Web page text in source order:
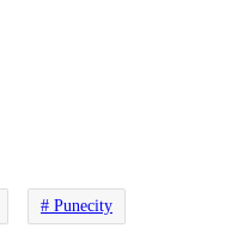
# Punecity